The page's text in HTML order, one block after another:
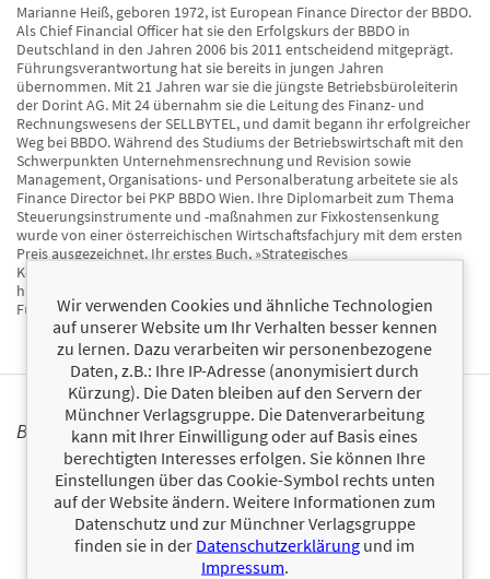
Marianne Heiß, geboren 1972, ist European Finance Director der BBDO.
Als Chief Financial Officer hat sie den Erfolgskurs der BBDO in
Deutschland in den Jahren 2006 bis 2011 entscheidend mitgeprägt.
Führungsverantwortung hat sie bereits in jungen Jahren
übernommen. Mit 21 Jahren war sie die jüngste Betriebsbüroleiterin
der Dorint AG. Mit 24 übernahm sie die Leitung des Finanz- und
Rechnungswesens der SELLBYTEL, und damit begann ihr erfolgreicher
Weg bei BBDO. Während des Studiums der Betriebswirtschaft mit den
Schwerpunkten Unternehmensrechnung und Revision sowie
Management, Organisations- und Personalberatung arbeitete sie als
Finance Director bei PKP BBDO Wien. Ihre Diplomarbeit zum Thema
Steuerungsinstrumente und -maßnahmen zur Fixkostensenkung
wurde von einer österreichischen Wirtschaftsfachjury mit dem ersten
Preis ausgezeichnet. Ihr erstes Buch, »Strategisches
Kostenmanagement in der Praxis«, erschien 2004 bei Gabler. Darüber
hinaus hat sie zahlreiche Aufsätze zu Wirtschafts- und
Führungsthemen veröffentlicht.
BÜCHER
Wir verwenden Cookies und ähnliche Technologien
auf unserer Website um Ihr Verhalten besser kennen
zu lernen. Dazu verarbeiten wir personenbezogene
Daten, z.B.: Ihre IP-Adresse (anonymisiert durch
Kürzung). Die Daten bleiben auf den Servern der
Münchner Verlagsgruppe. Die Datenverarbeitung
kann mit Ihrer Einwilligung oder auf Basis eines
berechtigten Interesses erfolgen. Sie können Ihre
Einstellungen über das Cookie-Symbol rechts unten
auf der Website ändern. Weitere Informationen zum
Datenschutz und zur Münchner Verlagsgruppe
finden sie in der Datenschutzerklärung und im
Impressum.